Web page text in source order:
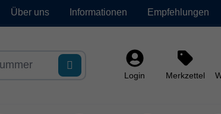
Über uns Informationen Empfehlungen
Login Merkzettel